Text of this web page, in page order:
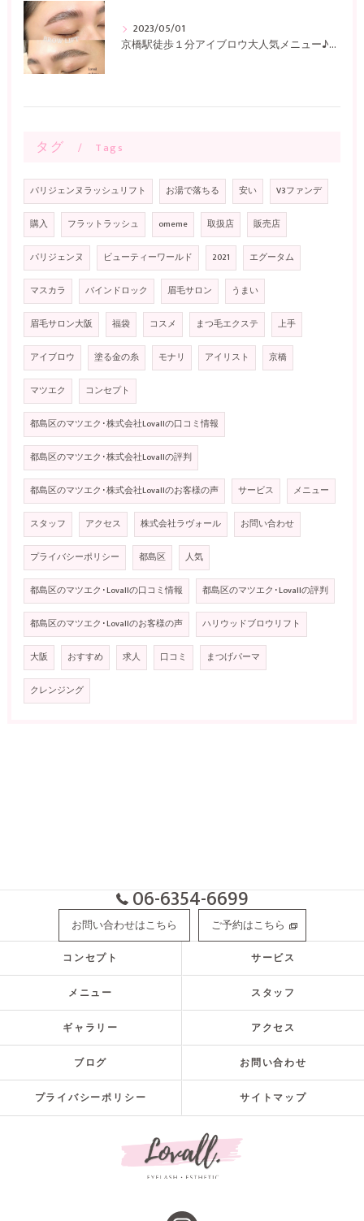
2023/05/01
京橋駅徒歩１分アイブロウ大人気メニュー♪〜Lovall〜
タグ Tags
パリジェンヌラッシュリフト お湯で落ちる 安い V3ファンデ
購入 フラットラッシュ omeme 取扱店 販売店
パリジェンヌ ビューティーワールド 2021 エグータム
マスカラ バインドロック 眉毛サロン うまい
眉毛サロン大阪 福袋 コスメ まつ毛エクステ 上手
アイブロウ 塗る金の糸 モナリ アイリスト 京橋
マツエク コンセプト
都島区のマツエク･株式会社Lovallの口コミ情報
都島区のマツエク･株式会社Lovallの評判
都島区のマツエク･株式会社Lovallのお客様の声 サービス メニュー
スタッフ アクセス 株式会社ラヴォール お問い合わせ
プライバシーポリシー 都島区 人気
都島区のマツエク･Lovallの口コミ情報 都島区のマツエク･Lovallの評判
都島区のマツエク･Lovallのお客様の声 ハリウッドブロウリフト
大阪 おすすめ 求人 口コミ まつげパーマ
クレンジング
06-6354-6699
お問い合わせはこちら ご予約はこちら
コンセプト サービス
メニュー スタッフ
ギャラリー アクセス
ブログ お問い合わせ
プライバシーポリシー サイトマップ